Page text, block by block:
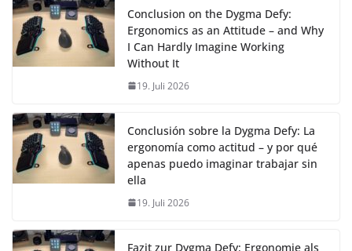
Conclusion on the Dygma Defy:
Ergonomics as an Attitude – and Why
I Can Hardly Imagine Working
Without It
19. Juli 2026
Conclusión sobre la Dygma Defy: La
ergonomía como actitud – y por qué
apenas puedo imaginar trabajar sin
ella
19. Juli 2026
Fazit zur Dygma Defy: Ergonomie als